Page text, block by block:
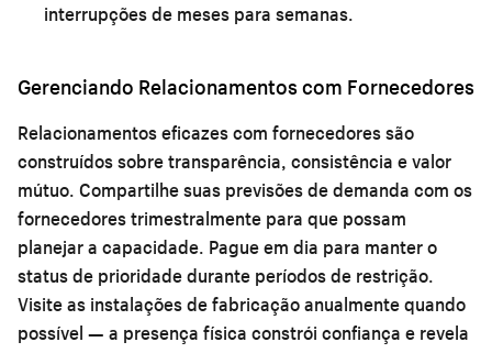
interrupções de meses para semanas.
Gerenciando Relacionamentos com Fornecedores
Relacionamentos eficazes com fornecedores são
construídos sobre transparência, consistência e valor
mútuo. Compartilhe suas previsões de demanda com os
fornecedores trimestralmente para que possam
planejar a capacidade. Pague em dia para manter o
status de prioridade durante períodos de restrição.
Visite as instalações de fabricação anualmente quando
possível — a presença física constrói confiança e revela